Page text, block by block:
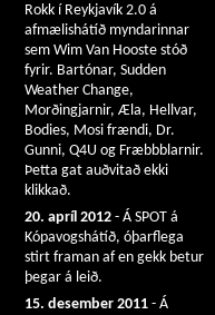
Rokk í Reykjavík 2.0 á
afmælishátíð myndarinnar
sem Wim Van Hooste stóð
fyrir. Bartónar, Sudden
Weather Change,
Morðingjarnir, Æla, Hellvar,
Bodies, Mosi frændi, Dr.
Gunni, Q4U og Fræbbblarnir.
Þetta gat auðvitað ekki
klikkað.
20. apríl 2012 - Á SPOT á
Kópavogshátíð, óþarflega
stirt framan af en gekk betur
þegar á leið.
15. desember 2011 - Á